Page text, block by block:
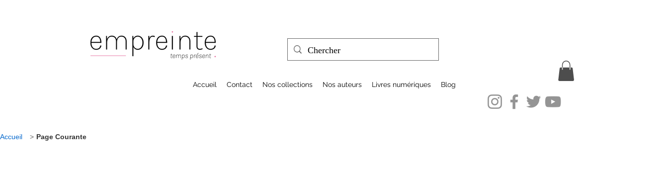
Accueil Contact Nos collections Nos auteurs Livres numériques Blog
Accueil > Page Courante